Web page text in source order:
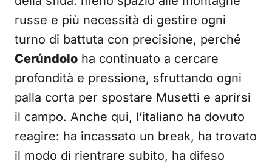
russe e più necessità di gestire ogni
turno di battuta con precisione, perché
Cerúndolo ha continuato a cercare
profondità e pressione, sfruttando ogni
palla corta per spostare Musetti e aprirsi
il campo. Anche qui, l’italiano ha dovuto
reagire: ha incassato un break, ha trovato
il modo di rientrare subito, ha difeso